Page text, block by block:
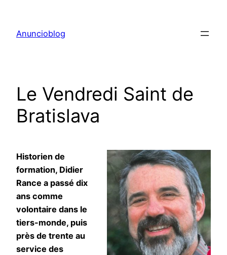
contenu
Anuncioblog
Le Vendredi Saint de
Bratislava
Historien de
formation, Didier
Rance a passé dix
ans comme
volontaire dans le
tiers-monde, puis
près de trente au
service des